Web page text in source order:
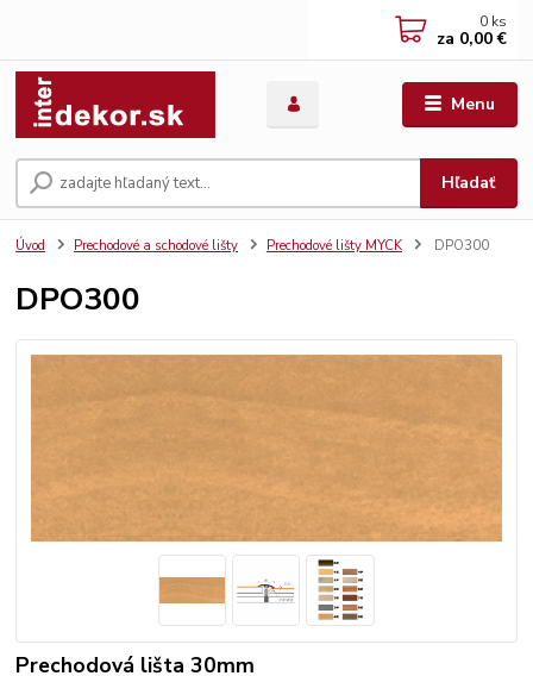
Menu
Hľadať
0 ks
za 0,00 €
Úvod Prechodové a schodové lišty Prechodové lišty MYCK DPO300
DPO300
Prechodová lišta 30mm